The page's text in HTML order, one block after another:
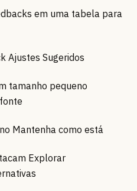
em uma tabela para
Ajustes Sugeridos
tamanho pequeno
Mantenha como está
Explorar